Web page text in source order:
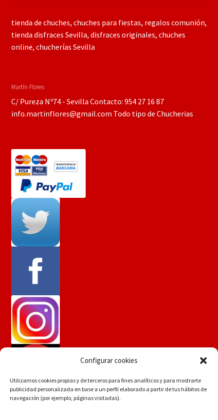
Configurar cookies
Utilizamos cookies propias y de terceros para fines analíticos y para mostrarte
publicidad personalizada en base a un perfil elaborado a partir de tus hábitos de
navegación (por ejemplo, páginas visitadas).
tienda de chuches, chuches para fiestas, regalos comunión,
tienda disfraces Sevilla, disfraces originales, chuches
online, chucherías Sevilla
Martín Flores
C/ Pureza Nº74 - Sevilla Contacto: 954 27 16 87
info.martinflores@gmail.com Todo tipo de Chucherias